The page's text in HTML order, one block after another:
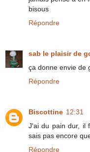
bisous
Répondre
sab le plaisir de
ça donne envie de
Répondre
Biscottine 12:31
J'ai du pain dur, il
sais pas encore
Répondre